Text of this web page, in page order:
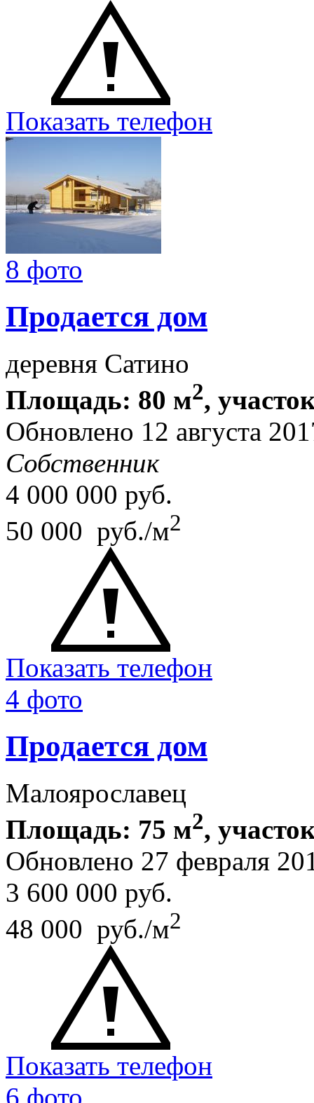
Показать телефон
8 фото
Продается дом
деревня Сатино
Площадь: 80 м2,
Обновлено 12 августа
Собственник
4 000 000 руб.
50 000 руб./м2
Показать телефон
4 фото
Продается дом
Малоярославец
Площадь: 75 м2,
Обновлено 27 февраля
3 600 000 руб.
48 000 руб./м2
Показать телефон
6 фото